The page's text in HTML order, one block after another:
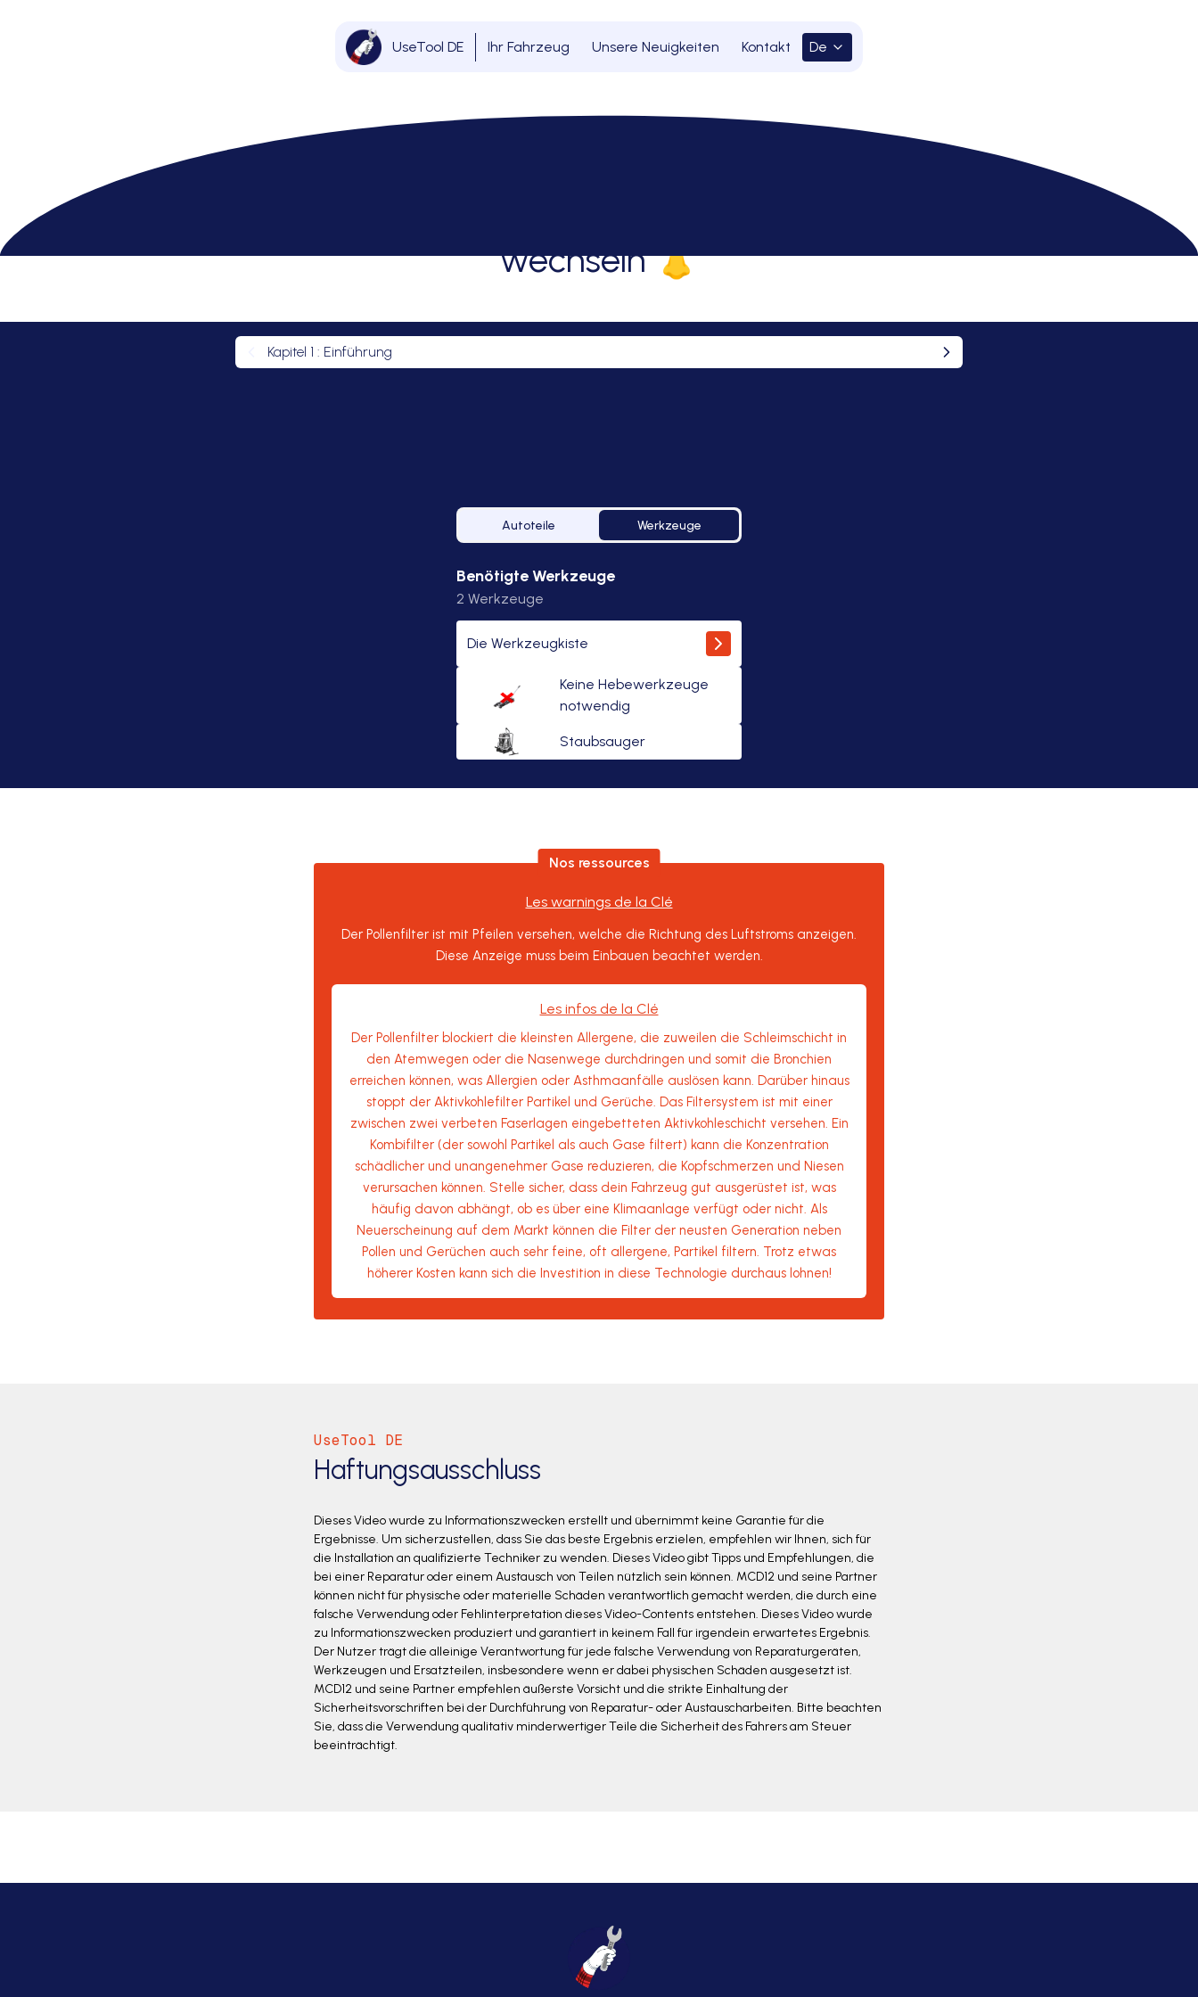
UseTool DE Ihr Fahrzeug Unsere Neuigkeiten Kontakt De
> Wie Caddy 3 Innenraumfilter wechseln 👃
wechseln 👃
Kapitel 1 : Einführung
Autoteile Werkzeuge
Benötigte Werkzeuge
2 Werkzeuge
Die Werkzeugkiste
Keine Hebewerkzeuge
notwendig
Staubsauger
Nos ressources
Les warnings de la Clé
Der Pollenfilter ist mit Pfeilen versehen, welche die Richtung des Luftstroms anzeigen.
Diese Anzeige muss beim Einbauen beachtet werden.
Les infos de la Clé
Der Pollenfilter blockiert die kleinsten Allergene, die zuweilen die Schleimschicht in
den Atemwegen oder die Nasenwege durchdringen und somit die Bronchien
erreichen können, was Allergien oder Asthmaanfälle auslösen kann. Darüber hinaus
stoppt der Aktivkohlefilter Partikel und Gerüche. Das Filtersystem ist mit einer
zwischen zwei verbeten Faserlagen eingebetteten Aktivkohleschicht versehen. Ein
Kombifilter (der sowohl Partikel als auch Gase filtert) kann die Konzentration
schädlicher und unangenehmer Gase reduzieren, die Kopfschmerzen und Niesen
verursachen können. Stelle sicher, dass dein Fahrzeug gut ausgerüstet ist, was
häufig davon abhängt, ob es über eine Klimaanlage verfügt oder nicht. Als
Neuerscheinung auf dem Markt können die Filter der neusten Generation neben
Pollen und Gerüchen auch sehr feine, oft allergene, Partikel filtern. Trotz etwas
höherer Kosten kann sich die Investition in diese Technologie durchaus lohnen!
UseTool DE
Haftungsausschluss
Dieses Video wurde zu Informationszwecken erstellt und übernimmt keine Garantie für die
Ergebnisse. Um sicherzustellen, dass Sie das beste Ergebnis erzielen, empfehlen wir Ihnen, sich für
die Installation an qualifizierte Techniker zu wenden. Dieses Video gibt Tipps und Empfehlungen, die
bei einer Reparatur oder einem Austausch von Teilen nützlich sein können. MCD12 und seine Partner
können nicht für physische oder materielle Schäden verantwortlich gemacht werden, die durch eine
falsche Verwendung oder Fehlinterpretation dieses Video-Contents entstehen. Dieses Video wurde
zu Informationszwecken produziert und garantiert in keinem Fall für irgendein erwartetes Ergebnis.
Der Nutzer trägt die alleinige Verantwortung für jede falsche Verwendung von Reparaturgeräten,
Werkzeugen und Ersatzteilen, insbesondere wenn er dabei physischen Schäden ausgesetzt ist.
MCD12 und seine Partner empfehlen äußerste Vorsicht und die strikte Einhaltung der
Sicherheitsvorschriften bei der Durchführung von Reparatur- oder Austauscharbeiten. Bitte beachten
Sie, dass die Verwendung qualitativ minderwertiger Teile die Sicherheit des Fahrers am Steuer
beeinträchtigt.